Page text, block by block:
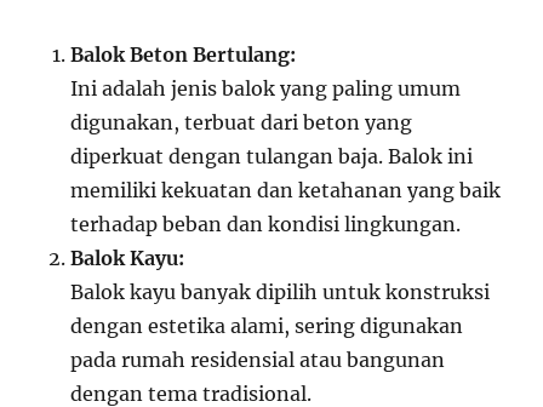
Balok Beton Bertulang:
Ini adalah jenis balok yang paling umum
digunakan, terbuat dari beton yang
diperkuat dengan tulangan baja. Balok ini
memiliki kekuatan dan ketahanan yang baik
terhadap beban dan kondisi lingkungan.
Balok Kayu:
Balok kayu banyak dipilih untuk konstruksi
dengan estetika alami, sering digunakan
pada rumah residensial atau bangunan
dengan tema tradisional.